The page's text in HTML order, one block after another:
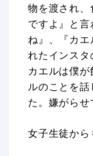
物を渡され
ですよ』と
ね』、『カ
れたインスタ
カエルは僕
ルのことを
た。嫌がらせ
女子生徒から